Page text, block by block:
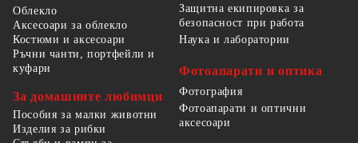
Облекло
Аксесоари за облекло
Костюми и аксесоари
Ръчни чанти, портфейли и
куфари
За домашните любимци
Пособия за малки животни
Изделия за рибки
Защитна екипировка за
безопасност при работа
Наука и лаборатории
Фотоапарати и оптика
Фотография
Фотоапарати и оптични
аксесоари